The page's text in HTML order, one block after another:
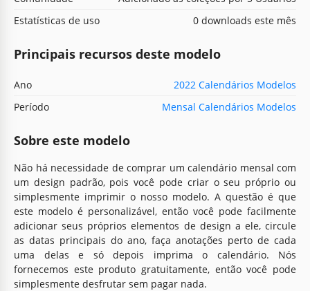
Estatísticas de uso
0 downloads este mês
Principais recursos deste modelo
Ano
2022 Calendários Modelos
Período
Mensal Calendários Modelos
Sobre este modelo
Não há necessidade de comprar um calendário mensal com
um design padrão, pois você pode criar o seu próprio ou
simplesmente imprimir o nosso modelo. A questão é que
este modelo é personalizável, então você pode facilmente
adicionar seus próprios elementos de design a ele, circule
as datas principais do ano, faça anotações perto de cada
uma delas e só depois imprima o calendário. Nós
fornecemos este produto gratuitamente, então você pode
simplesmente desfrutar sem pagar nada.